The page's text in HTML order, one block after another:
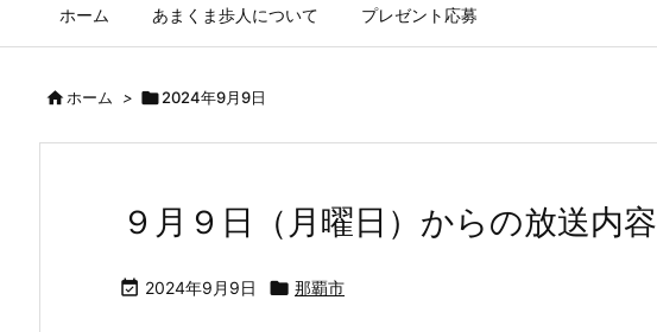
ホーム あまくま歩人について プレゼント応募
ホーム > 2024年9月9日
９月９日（月曜日）からの放送内容
 2024年9月9日  那覇市